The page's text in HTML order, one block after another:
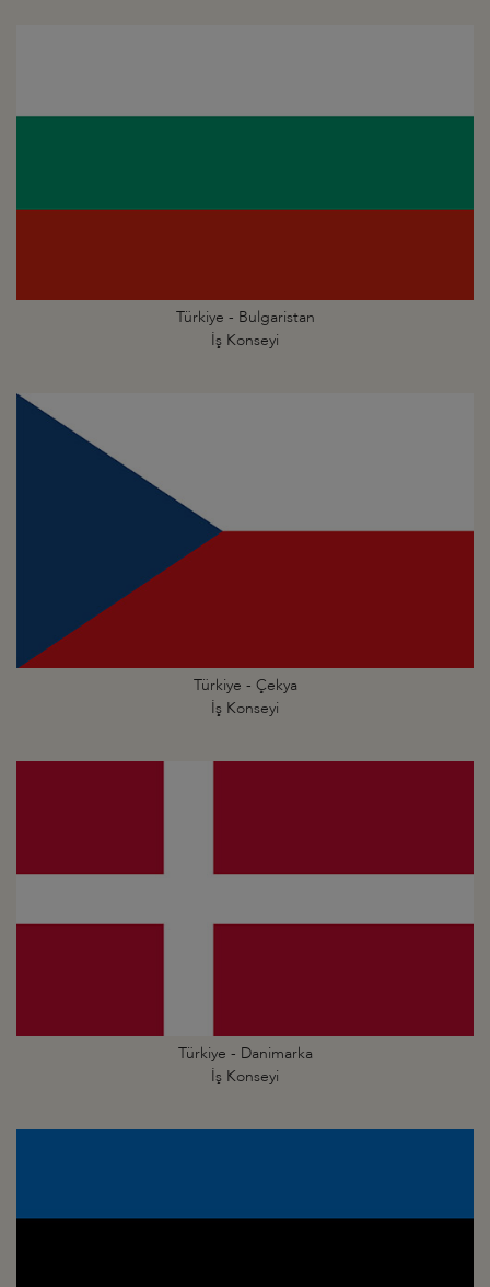
Türkiye - Bulgaristan
İş Konseyi
Türkiye - Çekya
İş Konseyi
Türkiye - Danimarka
İş Konseyi